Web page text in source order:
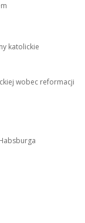
katolickie
wobec reformacji